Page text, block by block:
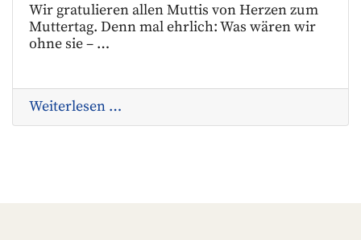
Wir gratulieren allen Muttis von Herzen zum
Muttertag. Denn mal ehrlich: Was wären wir
ohne sie – …
Weiterlesen …